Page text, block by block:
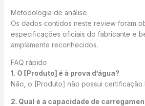
Metodologia de análise
Os dados contidos neste review foram
especificações oficiais do fabricante e
amplamente reconhecidos.
FAQ rápido
1. O [Produto] é à prova d’água?
Não, o [Produto] não possui certificação
2. Qual é a capacidade de